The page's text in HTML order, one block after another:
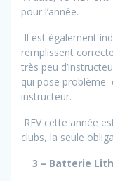
pour l’année.
Il est également
remplissent
très peu
qui pose problème
instructeur.
REV cette année
clubs, la seule
3 – Batterie